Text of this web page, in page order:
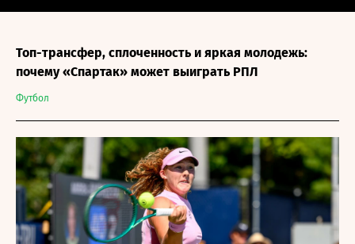
Футбол
Топ-трансфер, сплоченность и яркая молодежь:
почему «Спартак» может выиграть РПЛ